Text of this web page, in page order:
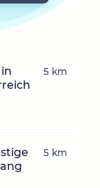
5 km
5 km